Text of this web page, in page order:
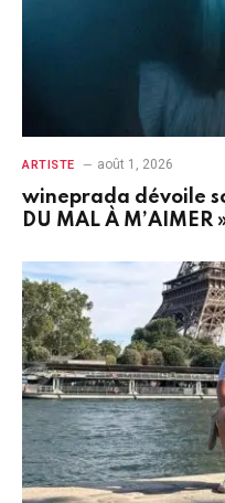
ARTISTE août 1, 2026
wineprada dévoile
DU MAL À M’AIMER